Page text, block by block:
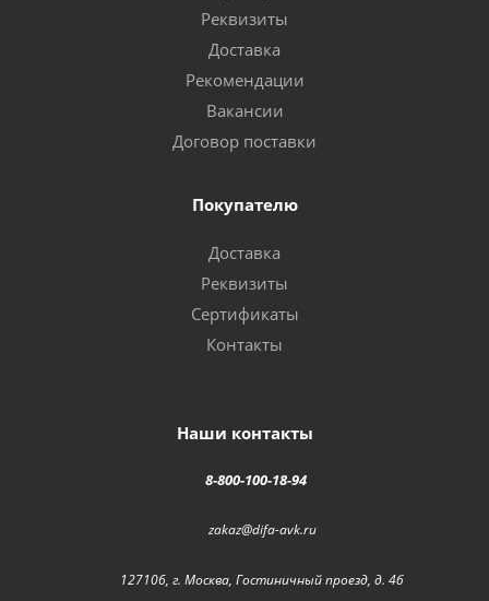
Реквизиты
Доставка
Рекомендации
Вакансии
Договор поставки
Покупателю
Доставка
Реквизиты
Сертификаты
Контакты
Наши контакты
8-800-100-18-94
zakaz@difa-avk.ru
127106, г. Москва, Гостиничный проезд, д. 4б